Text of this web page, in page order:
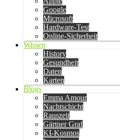
Google
Microsoft
Hardware-Test
Online-Sicherheit
Wissen
History
Gesundheit
Daten
Karten
Blogs
Emma Amour
Nachtschicht
Rauszeit
Gärtner Graf
KI-Kosmos